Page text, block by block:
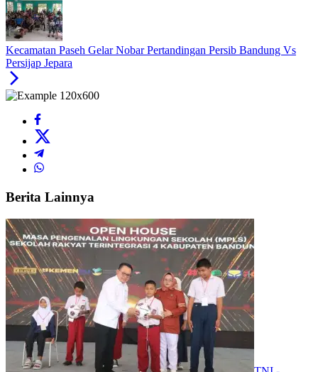
Kecamatan Paseh Gelar Nobar Pertandingan Persib Bandung Vs
Persijap Jepara
Berita Lainnya